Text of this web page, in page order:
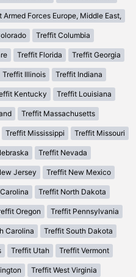
Armed Forces Europe, Middle East,
Treffit Columbia
Treffit Florida Treffit Georgia
Treffit Illinois Treffit Indiana
Kentucky Treffit Louisiana
Treffit Massachusetts
Treffit Mississippi Treffit Missouri
Treffit Nevada
Jersey Treffit New Mexico
Treffit North Dakota
Oregon Treffit Pennsylvania
Carolina Treffit South Dakota
Treffit Utah Treffit Vermont
Treffit West Virginia